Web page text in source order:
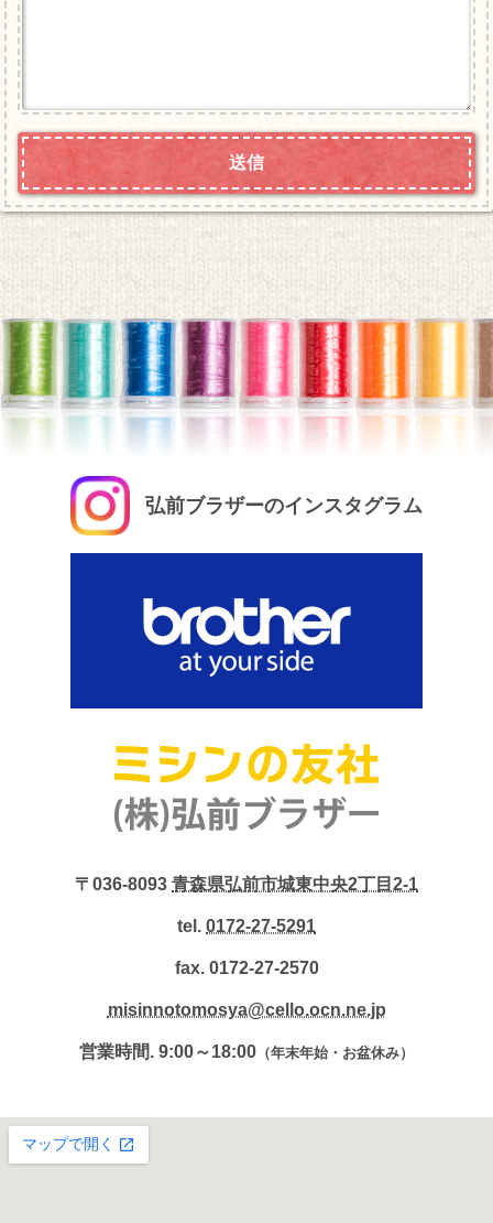
弘前ブラザーのインスタグラム
〒036-8093 青森県弘前市城東中央2丁目2-1
tel. 0172-27-5291
fax. 0172-27-2570
misinnotomosya@cello.ocn.ne.jp
営業時間. 9:00～18:00 （年末年始・お盆休み）